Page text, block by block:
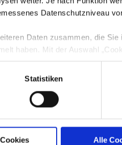
Datenschutzniveau
Daten zusammen, die Sie
haben. Mit der Auswahl
Einwilligung ist stets
widerrufen werden.
Statistiken
Alle